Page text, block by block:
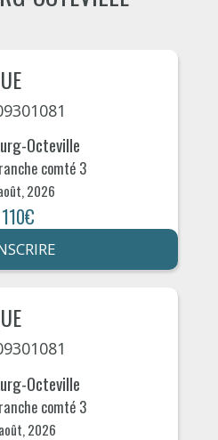
Octeville
comté 3
2026
110€
Octeville
comté 3
2026